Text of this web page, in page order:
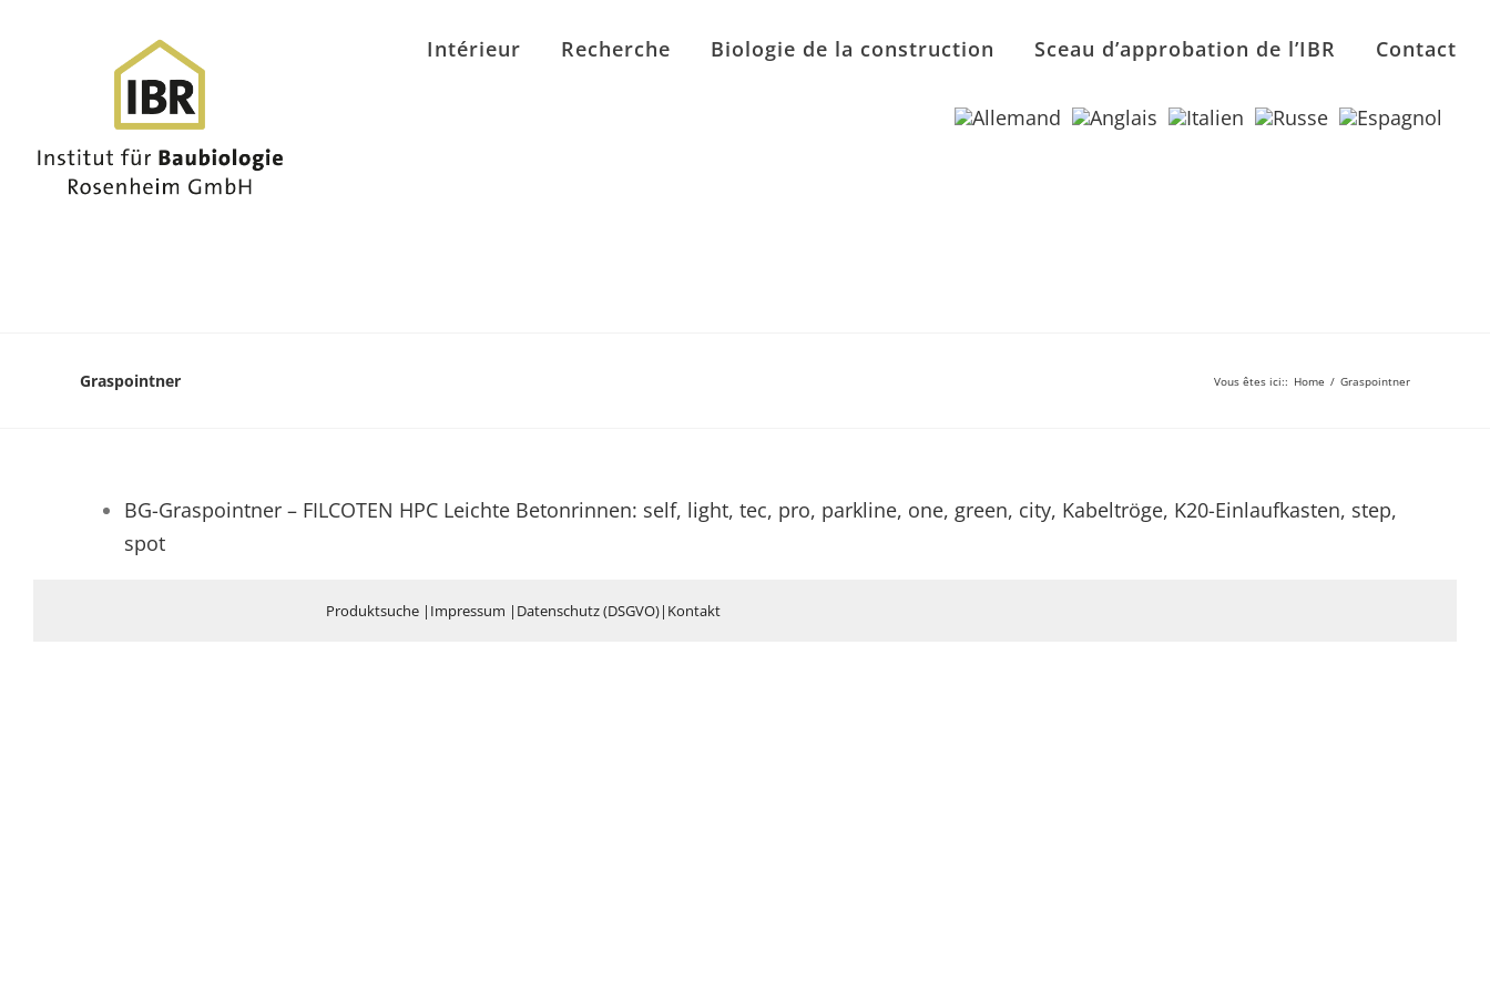
Intérieur Recherche Biologie de la construction Sceau d’approbation de l’IBR Contact
Graspointner Vous êtes ici:: Home / Graspointner
BG-Graspointner – FILCOTEN HPC Leichte Betonrinnen: self, light, tec, pro, parkline, one, green, city, Kabeltröge, K20-Einlaufkasten, step,
spot
Produktsuche| Impressum | Datenschutz (DSGVO)| Kontakt